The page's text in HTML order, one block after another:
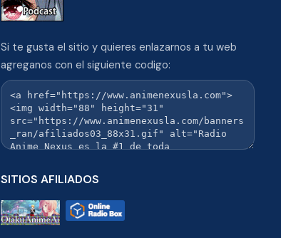
Si te gusta el sitio y quieres enlazarnos a tu web
agreganos con el siguiente codigo:
SITIOS AFILIADOS